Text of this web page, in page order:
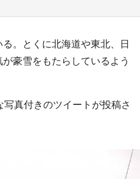
。とくに北海道や東北、日
豪雪をもたらしているよう
真付きのツイートが投稿さ